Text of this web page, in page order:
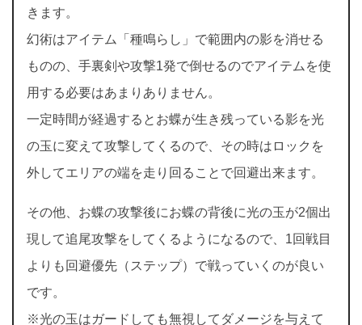
きます。
幻術はアイテム「種鳴らし」で範囲内の影を消せる
ものの、手裏剣や攻撃1発で倒せるのでアイテムを使
用する必要はあまりありません。
一定時間が経過するとお蝶が生き残っている影を光
の玉に変えて攻撃してくるので、その時はロックを
外してエリアの端を走り回ることで回避出来ます。
その他、お蝶の攻撃後にお蝶の背後に光の玉が2個出
現して追尾攻撃をしてくるようになるので、1回戦目
よりも回避優先（ステップ）で戦っていくのが良い
です。
※光の玉はガードしても無視してダメージを与えて